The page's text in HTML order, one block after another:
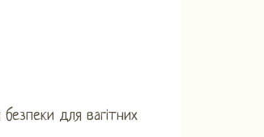
для вагітних